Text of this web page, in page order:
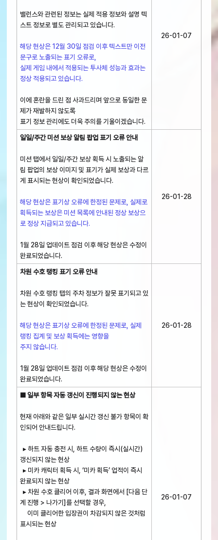
밸런스와 관련된 정보는 실제 적용 정보와 설명 텍
스트 정보로 별도 관리되고 있습니다.
해당 현상은 12월 30일 점검 이후 텍스트만 이전
문구로 노출되는 표기 오류로,
실제 게임 내에서 적용되는 투사체 성능과 효과는
정상 적용되고 있습니다.
이에 혼란을 드린 점 사과드리며 앞으로 동일한 문
제가 재발하지 않도록
표기 정보 관리에도 더욱 주의를 기울이겠습니다.
26-01-07
일일/주간 미션 보상 알림 팝업 표기 오류 안내
미션 탭에서 일일/주간 보상 획득 시 노출되는 알
림 팝업의 보상 이미지 및 표기가 실제 보상과 다르
게 표시되는 현상이 확인되었습니다.
해당 현상은 표기상 오류에 한정된 문제로, 실제로
획득되는 보상은 미션 목록에 안내된 정상 보상으
로 정상 지급되고 있습니다.
1월 28일 업데이트 점검 이후 해당 현상은 수정이
완료되었습니다.
26-01-28
차원 수호 랭킹 표기 오류 안내
차원 수호 랭킹 탭의 주차 정보가 잘못 표기되고 있
는 현상이 확인되었습니다.
해당 현상은 표기상 오류에 한정된 문제로, 실제
랭킹 집계 및 보상 획득에는 영향을
주지 않습니다.
1월 28일 업데이트 점검 이후 해당 현상은 수정이
완료되었습니다.
26-01-28
■ 일부 항목 자동 갱신이 진행되지 않는 현상
현재 아래와 같은 일부 실시간 갱신 불가 항목이 확
인되어 안내드립니다.
▸ 하트 자동 충전 시, 하트 수량이 즉시(실시간)
갱신되지 않는 현상
▸ 미카 캐릭터 획득 시, ‘미카 획득’ 업적이 즉시
완료되지 않는 현상
▸ 차원 수호 클리어 이후, 결과 화면에서 [다음 단
계 진행 > 나가기]를 선택할 경우,
이미 클리어한 입장권이 차감되지 않은 것처럼
표시되는 현상
26-01-07